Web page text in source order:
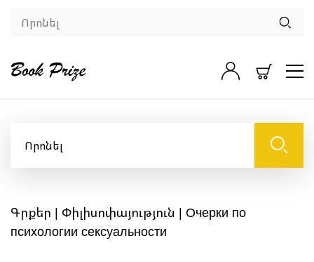
Գրքեր | Փիլիսոփայություն | Очерки по
психологии сексуальности